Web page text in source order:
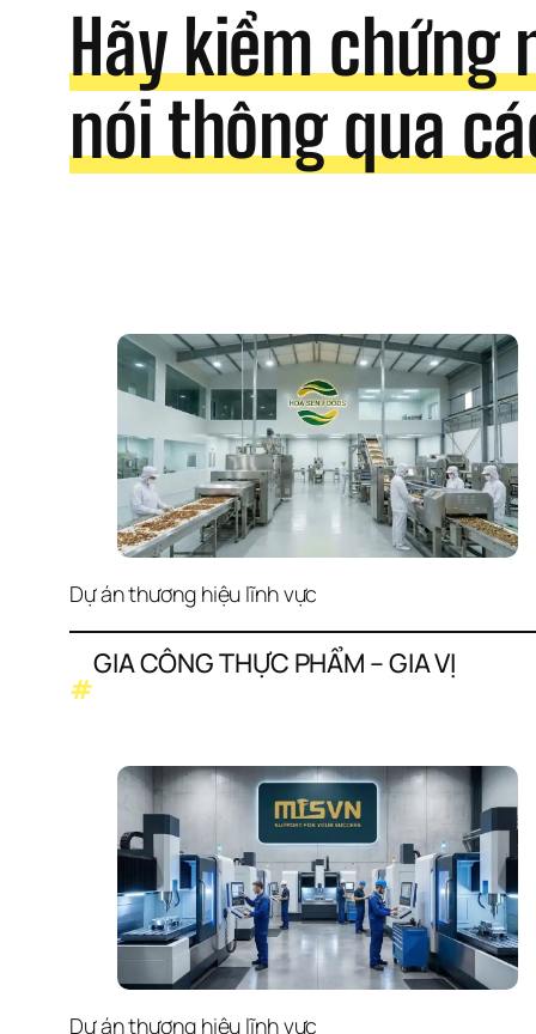
Hãy kiểm chứng
nói thông qua
Dự án thương hiệu lĩnh vực
#
GIA CÔNG THỰC PHẨM – GIA VỊ
Dự án thương hiệu lĩnh vực